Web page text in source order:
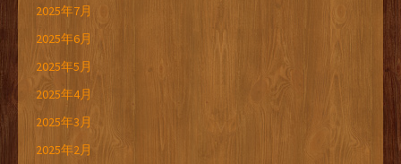
2025年7月
2025年6月
2025年5月
2025年4月
2025年3月
2025年2月